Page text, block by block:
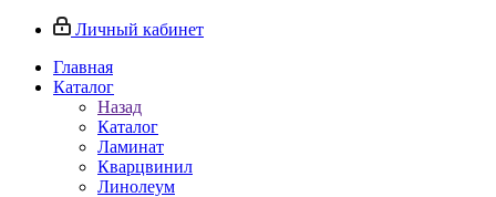
Личный кабинет
Главная
Каталог
Назад
Каталог
Ламинат
Кварцвинил
Линолеум